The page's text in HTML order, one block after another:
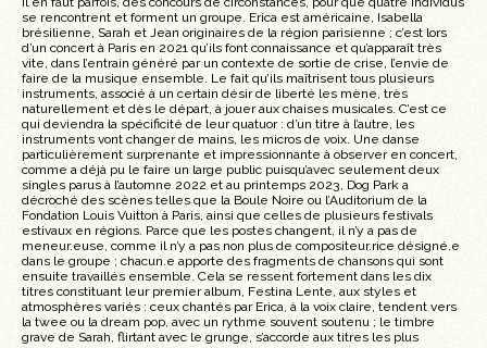
se rencontrent et forment un groupe. Erica est américaine, Isabella
brésilienne, Sarah et Jean originaires de la région parisienne ; c’est lors
d’un concert à Paris en 2021 qu’ils font connaissance et qu’apparaît très
vite, dans l’entrain généré par un contexte de sortie de crise, l’envie de
faire de la musique ensemble. Le fait qu’ils maîtrisent tous plusieurs
instruments, associé à un certain désir de liberté les mène, très
naturellement et dès le départ, à jouer aux chaises musicales. C’est ce
qui deviendra la spécificité de leur quatuor : d’un titre à l’autre, les
instruments vont changer de mains, les micros de voix. Une danse
particulièrement surprenante et impressionnante à observer en concert,
comme a déjà pu le faire un large public puisqu’avec seulement deux
singles parus à l’automne 2022 et au printemps 2023, Dog Park a
décroché des scènes telles que la Boule Noire ou l’Auditorium de la
Fondation Louis Vuitton à Paris, ainsi que celles de plusieurs festivals
estivaux en régions. Parce que les postes changent, il n’y a pas de
meneur.euse, comme il n’y a pas non plus de compositeur.rice désigné.e
dans le groupe ; chacun.e apporte des fragments de chansons qui sont
ensuite travaillés ensemble. Cela se ressent fortement dans les dix
titres constituant leur premier album, Festina Lente, aux styles et
atmosphères variés : ceux chantés par Erica, à la voix claire, tendent vers
la twee ou la dream pop, avec un rythme souvent soutenu ; le timbre
grave de Sarah, flirtant avec le grunge, s’accorde aux titres les plus